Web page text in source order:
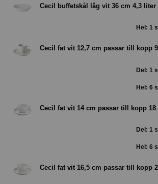
Cecil buffetskål låg vit 36 cm 4,3
Hel: 1
Cecil fat vit 12,7 cm passar till kopp
Del: 1
Hel: 6
Cecil fat vit 14 cm passar till kopp
Del: 1
Hel: 6
Cecil fat vit 16,5 cm passar till kopp